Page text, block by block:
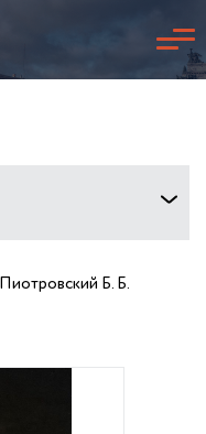
Пиотровский Б. Б.